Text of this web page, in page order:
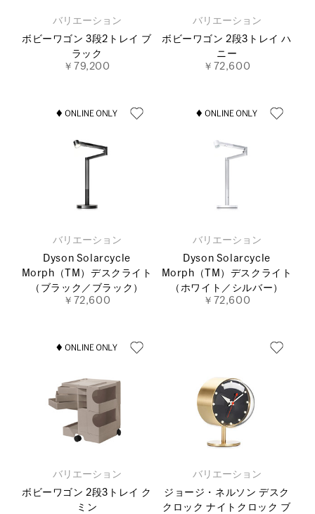
バリエーション
ボビーワゴン 3段2トレイ ブ
ラック
￥79,200
バリエーション
ボビーワゴン 2段3トレイ ハ
ニー
￥72,600
バリエーション
Dyson Solarcycle
Morph（TM）デスクライト
（ブラック／ブラック）
￥72,600
バリエーション
Dyson Solarcycle
Morph（TM）デスクライト
（ホワイト／シルバー）
￥72,600
バリエーション
ボビーワゴン 2段3トレイ ク
ミン
バリエーション
ジョージ・ネルソン デスク
クロック ナイトクロック ブ